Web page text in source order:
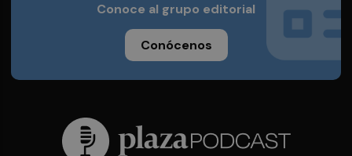
Conoce al grupo editorial
Conócenos